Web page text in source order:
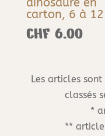
carton, 6 à
CHF 6.00
Les articles
classés
*
**